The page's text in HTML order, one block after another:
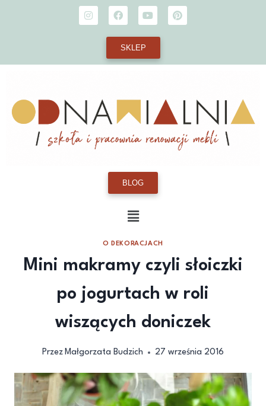
SKLEP
BLOG
O DEKORACJACH
Mini makramy czyli słoiczki
po jogurtach w roli
wiszących doniczek
Przez Małgorzata Budzich 27 września 2016